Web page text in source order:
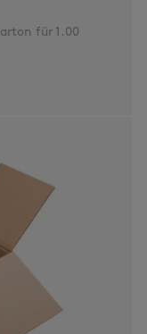
für 1.00